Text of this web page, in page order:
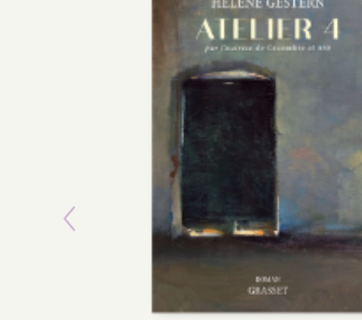
Previous